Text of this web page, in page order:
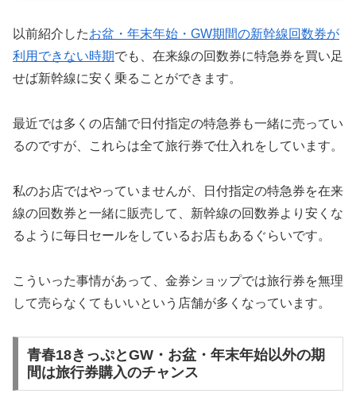
以前紹介したお盆・年末年始・GW期間の新幹線回数券が
利用できない時期でも、在来線の回数券に特急券を買い足
せば新幹線に安く乗ることができます。
最近では多くの店舗で日付指定の特急券も一緒に売ってい
るのですが、これらは全て旅行券で仕入れをしています。
私のお店ではやっていませんが、日付指定の特急券を在来
線の回数券と一緒に販売して、新幹線の回数券より安くな
るように毎日セールをしているお店もあるぐらいです。
こういった事情があって、金券ショップでは旅行券を無理
して売らなくてもいいという店舗が多くなっています。
青春18きっぷとGW・お盆・年末年始以外の期
間は旅行券購入のチャンス